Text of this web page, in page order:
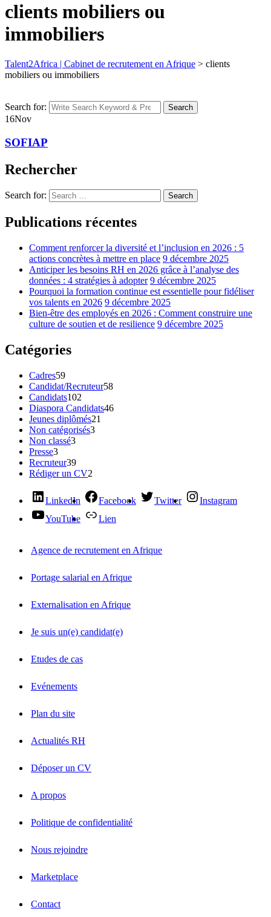
clients mobiliers ou
immobiliers
Talent2Africa | Cabinet de recrutement en Afrique > clients
mobiliers ou immobiliers
Search for: Search
16Nov
SOFIAP
Rechercher
Search for: Search
Publications récentes
Comment renforcer la diversité et l’inclusion en 2026 : 5
actions concrètes à mettre en place 9 décembre 2025
Anticiper les besoins RH en 2026 grâce à l’analyse des
données : 4 stratégies à adopter 9 décembre 2025
Pourquoi la formation continue est essentielle pour fidéliser
vos talents en 2026 9 décembre 2025
Bien-être des employés en 2026 : Comment construire une
culture de soutien et de resilience 9 décembre 2025
Catégories
Cadres59
Candidat/Recruteur58
Candidats102
Diaspora Candidats46
Jeunes diplômés21
Non catégorisés3
Non classé3
Presse3
Recruteur39
Rédiger un CV2
LinkedIn Facebook Twitter
Instagram
YouTube
Lien
Agence de recrutement en Afrique
Portage salarial en Afrique
Externalisation en Afrique
Je suis un(e) candidat(e)
Etudes de cas
Evénements
Plan du site
Actualités RH
Déposer un CV
A propos
Politique de confidentialité
Nous rejoindre
Marketplace
Contact